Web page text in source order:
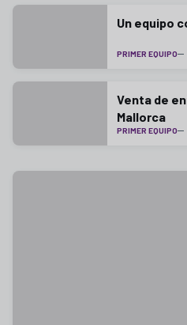
Un equipo
PRIMER EQUIPO
Venta de
Mallorca
PRIMER EQUIPO